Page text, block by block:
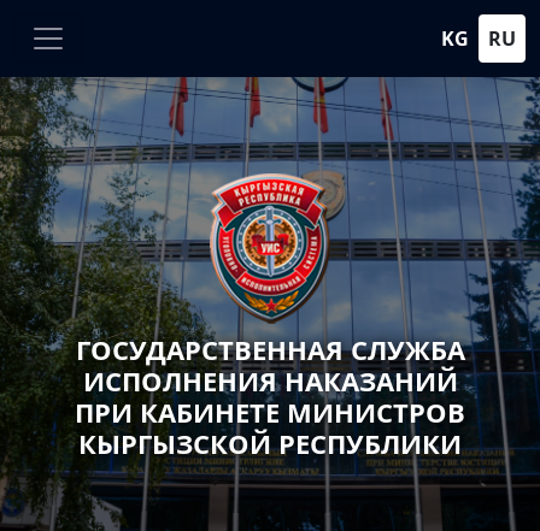
KG RU
ГОСУДАРСТВЕННАЯ СЛУЖБА
ИСПОЛНЕНИЯ НАКАЗАНИЙ
ПРИ КАБИНЕТЕ МИНИСТРОВ
КЫРГЫЗСКОЙ РЕСПУБЛИКИ